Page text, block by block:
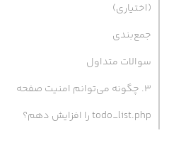
(اختیاری)
جمع‌بندی
سوالات متداول
۳. چگونه می‌توانم امنیت صفحه
todo_list.php را افزایش دهم؟